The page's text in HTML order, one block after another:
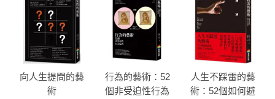
應付複雜的現實世界，需要裝有各種思考方法的工具箱，
避免各種徒勞無功的嘗試，耗費時間與精力，
並預料哪裡隱藏著危險與障礙，事先預防、繞道而行，
避開層出不窮的問題與意外在你的人生道路中設下的路障。
向人生提問的藝
術
行為的藝術：52
個非受迫性行為
人生不踩雷的藝
術：52個如何避